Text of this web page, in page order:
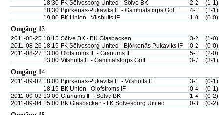
18:30 FK Sölvesborg United - Sölve BK 2-2
(1-1)
18:30 Björkenäs-Pukaviks IF - Gammalstorps GoIF 4-1
(1-1)
19:00 BK Union - Vilshults IF 1-0 (0-0)
Omgång 13
2011-08-25 18:15 Sölve BK - BK Glasbacken 3-2
(1-0)
2011-08-26 18:15 FK Sölvesborg United - Björkenäs-Pukaviks IF 0-2
(0-0)
2011-08-27 13:00 Olofströms IF - Gränums IF 5-1
(2-0)
13:00 Vilshults IF - Gammalstorps GoIF 3-7 (3-1)
Omgång 14
2011-09-02 18:00 Björkenäs-Pukaviks IF - Vilshults IF 3-1
(0-1)
18:15 BK Union - Olofströms IF 0-4
(0-1)
2011-09-03 13:00 Gränums IF - Sölve BK 1-4
(0-2)
2011-09-04 15:00 BK Glasbacken - FK Sölvesborg United 0-3 (0-2)